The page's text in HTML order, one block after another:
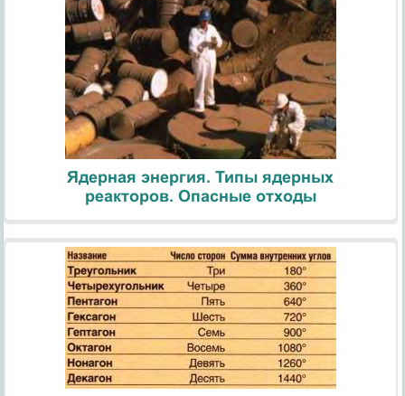
Ядерная энергия. Типы ядерных
реакторов. Опасные отходы